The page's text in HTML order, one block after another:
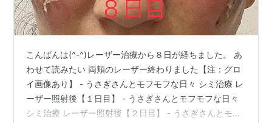
こんばんは(^-^)レーザー治療から８日が経ちました。 あ
わせて読みたい 両頬のレーザー終わりました【注：グロ
イ画像あり】 - うさぎさんとモフモフな日々 シミ治療 レ
ーザー照射後【１日目】 - うさぎさんとモフモフな日々
シミ治療 レーザー照射後【２日目】 - うさぎさんとモフ